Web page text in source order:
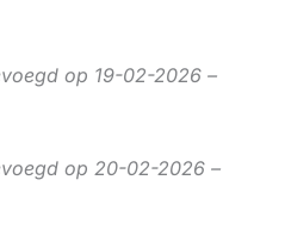
op 19-02-2026 –
op 20-02-2026 –